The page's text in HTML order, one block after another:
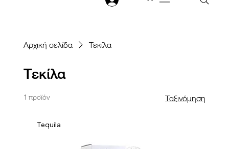
Αρχική σελίδα Τεκίλα
Τεκίλα
1 προϊόν Ταξινόμηση
Tequila